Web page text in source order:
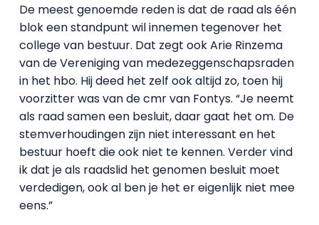
De meest genoemde reden is dat de raad als één
blok een standpunt wil innemen tegenover het
college van bestuur. Dat zegt ook Arie Rinzema
van de Vereniging van medezeggenschapsraden
in het hbo. Hij deed het zelf ook altijd zo, toen hij
voorzitter was van de cmr van Fontys. “Je neemt
als raad samen een besluit, daar gaat het om. De
stemverhoudingen zijn niet interessant en het
bestuur hoeft die ook niet te kennen. Verder vind
ik dat je als raadslid het genomen besluit moet
verdedigen, ook al ben je het er eigenlijk niet mee
eens.”